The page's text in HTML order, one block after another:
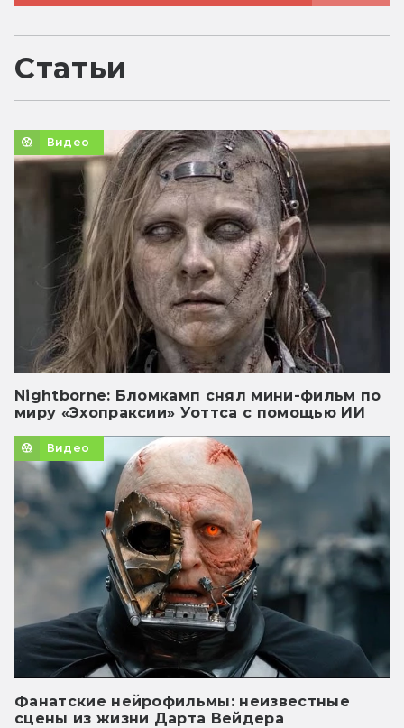
Статьи
Видео
Nightborne: Бломкамп снял мини-фильм по
миру «Эхопраксии» Уоттса с помощью ИИ
Видео
Фанатские нейрофильмы: неизвестные
сцены из жизни Дарта Вейдера